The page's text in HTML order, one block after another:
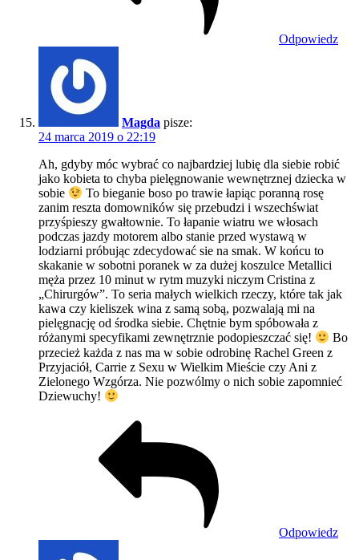
Odpowiedz
Magda pisze:
24 marca 2019 o 22:19
Ah, gdyby móc wybrać co najbardziej lubię dla siebie robić
jako kobieta to chyba pielęgnowanie wewnętrznej dziecka w
sobie
To bieganie boso po trawie łapiąc poranną rosę
zanim reszta domowników się przebudzi i wszechświat
przyśpieszy gwałtownie. To łapanie wiatru we włosach
podczas jazdy motorem albo stanie przed wystawą w
lodziarni próbując zdecydować sie na smak. W końcu to
skakanie w sobotni poranek w za dużej koszulce Metallici
męża przez 10 minut w rytm muzyki niczym Cristina z
„Chirurgów”. To seria małych wielkich rzeczy, które tak jak
kawa czy kieliszek wina z samą sobą, pozwalają mi na
pielęgnację od środka siebie. Chętnie bym spóbowała z
różanymi specyfikami zewnętrznie podopieszczać się!
Bo
przecież każda z nas ma w sobie odrobinę Rachel Green z
Przyjaciół, Carrie z Sexu w Wielkim Mieście czy Ani z
Zielonego Wzgórza. Nie pozwólmy o nich sobie zapomnieć
Dziewuchy!
Odpowiedz